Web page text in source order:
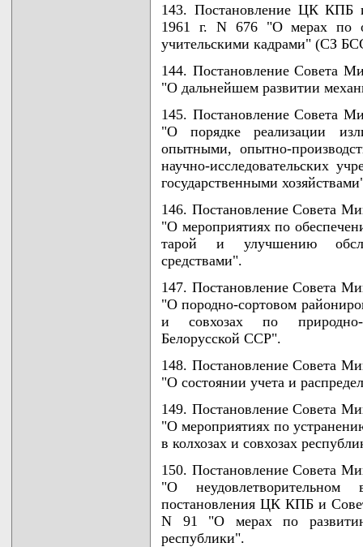
143. Постановление ЦК КПБ
1961 г. N 676 "О мерах по
учительскими кадрами" (СЗ
144. Постановление Совета
"О дальнейшем развитии
145. Постановление Совета
"О порядке реализации
опытными, опытно-
научно-исследовательских
государственными
146. Постановление Совета
"О мероприятиях по
тарой и улучшению
средствами".
147. Постановление Совета
"О породно-сортовом
и совхозах по природно-
Белорусской ССР".
148. Постановление Совета
"О состоянии учета и
149. Постановление Совета
"О мероприятиях по
в колхозах и совхозах
150. Постановление Совета
"О
постановления ЦК КПБ и
N 91 "О мерах по развитию
республики".